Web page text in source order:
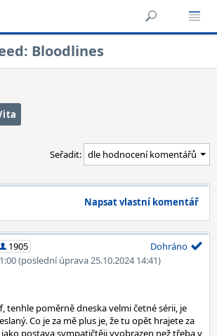
Bloodlines
Seřadit:
Napsat vlastní komentář
1905
(poslední úprava 25.10.2024 14:41)
Dohráno
tenhle poměrně dneska velmi četné sérii, je
Co je za mě plus je, že tu opět hrajete za
postava sympatičtěji vyobrazen než třeba v